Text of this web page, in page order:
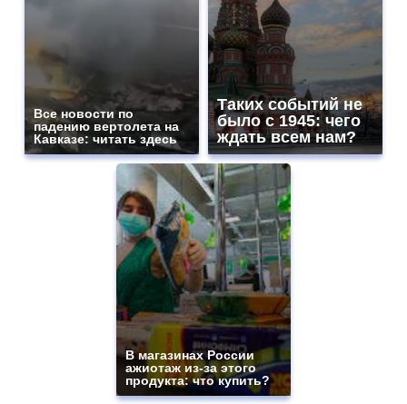
Все новости по
падению вертолета на
Кавказе: читать здесь
Таких событий не
было с 1945: чего
ждать всем нам?
В магазинах России
ажиотаж из-за этого
продукта: что купить?